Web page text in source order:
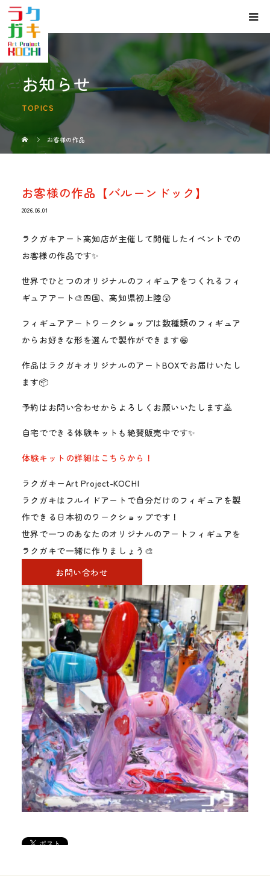
お知らせ
TOPICS
お客様の作品
お客様の作品【バルーンドック】
2026.06.01
ラクガキアート高知店が主催して開催したイベントでの
お客様の作品です✨
世界でひとつのオリジナルのフィギュアをつくれるフィ
ギュアアート🎨四国、高知県初上陸😲
フィギュアアートワークショップは数種類のフィギュア
からお好きな形を選んで製作ができます😁
作品はラクガキオリジナルのアートBOXでお届けいたし
ます📦
予約はお問い合わせからよろしくお願いいたします🙇
自宅でできる体験キットも絶賛販売中です✨
体験キットの詳細はこちらから！
ラクガキーArt Project-KOCHI
ラクガキはフルイドアートで自分だけのフィギュアを製
作できる日本初のワークショップです！
世界で一つのあなたのオリジナルのアートフィギュアを
ラクガキで一緒に作りましょう🎨
お問い合わせ